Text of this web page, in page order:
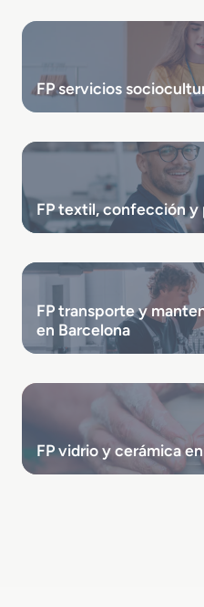
FP servicios
FP textil, confección y
FP transporte y
en Barcelona
FP vidrio y cerámica